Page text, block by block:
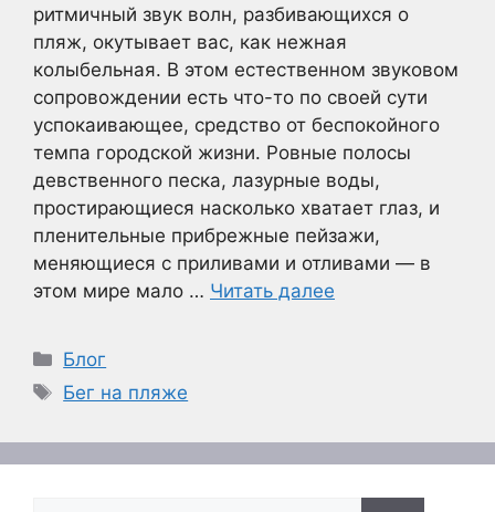
ритмичный звук волн, разбивающихся о
пляж, окутывает вас, как нежная
колыбельная. В этом естественном звуковом
сопровождении есть что-то по своей сути
успокаивающее, средство от беспокойного
темпа городской жизни. Ровные полосы
девственного песка, лазурные воды,
простирающиеся насколько хватает глаз, и
пленительные прибрежные пейзажи,
меняющиеся с приливами и отливами — в
этом мире мало … Читать далее
Рубрики
Блог
Метки
Бег на пляже